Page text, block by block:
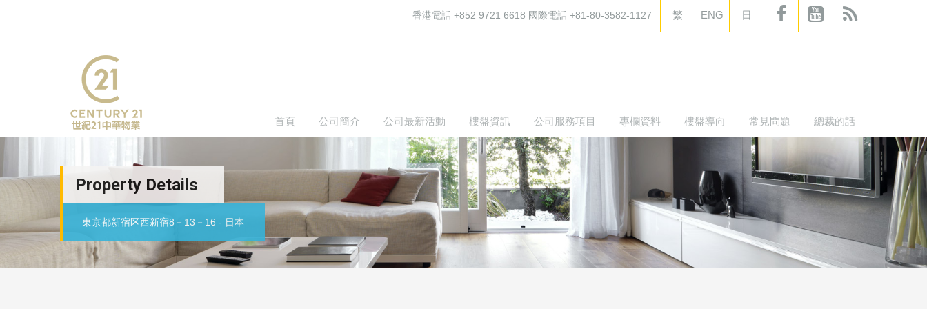
香港電話 +852 9721 6618 國際電話 +81-80-3582-1127 繁 ENG 日
首頁 公司簡介 公司最新活動 樓盤資訊 公司服務項目 專欄資料 樓盤導向 常見問題 總裁的話
Property Details
東京都新宿区西新宿8－13－16 - 日本